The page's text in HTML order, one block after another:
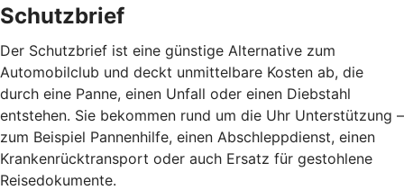
Schutzbrief
Der Schutzbrief ist eine günstige Alternative zum
Automobilclub und deckt unmittelbare Kosten ab, die
durch eine Panne, einen Unfall oder einen Diebstahl
entstehen. Sie bekommen rund um die Uhr Unterstützung –
zum Beispiel Pannenhilfe, einen Abschleppdienst, einen
Krankenrücktransport oder auch Ersatz für gestohlene
Reisedokumente.